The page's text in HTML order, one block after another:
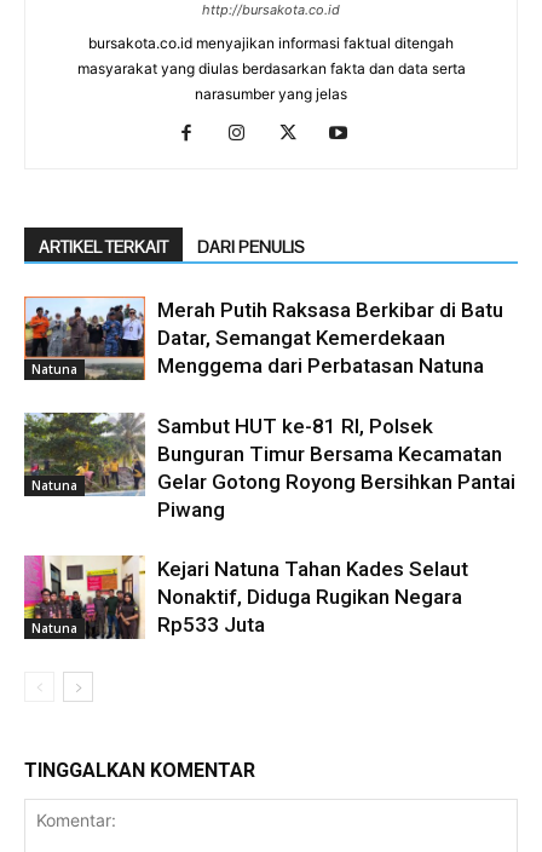
http://bursakota.co.id
bursakota.co.id menyajikan informasi faktual ditengah
masyarakat yang diulas berdasarkan fakta dan data serta
narasumber yang jelas
ARTIKEL TERKAIT DARI PENULIS
Natuna
Merah Putih Raksasa Berkibar di Batu
Datar, Semangat Kemerdekaan
Menggema dari Perbatasan Natuna
Natuna
Sambut HUT ke-81 RI, Polsek
Bunguran Timur Bersama Kecamatan
Gelar Gotong Royong Bersihkan Pantai
Piwang
Natuna
Kejari Natuna Tahan Kades Selaut
Nonaktif, Diduga Rugikan Negara
Rp533 Juta
TINGGALKAN KOMENTAR